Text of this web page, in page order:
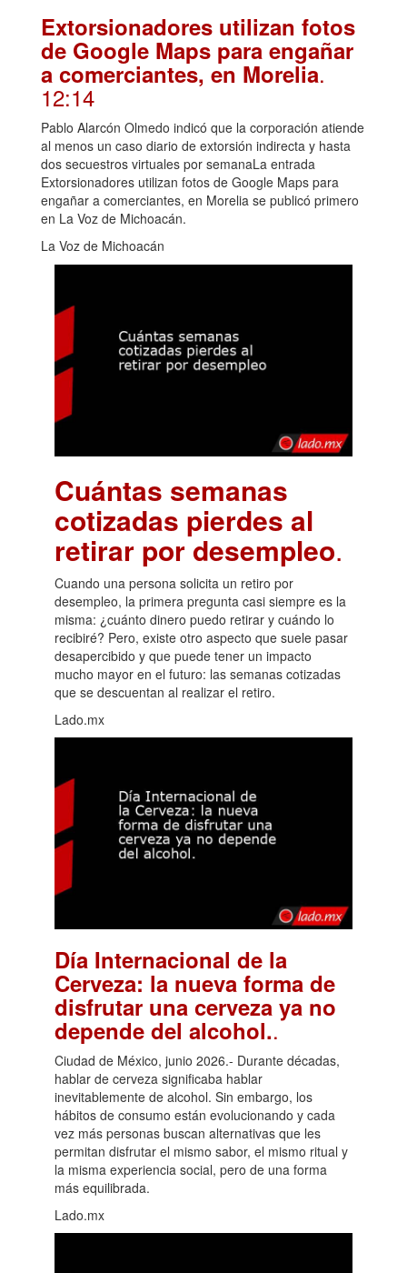
Extorsionadores utilizan fotos
de Google Maps para engañar
a comerciantes, en Morelia.
12:14
Pablo Alarcón Olmedo indicó que la corporación atiende
al menos un caso diario de extorsión indirecta y hasta
dos secuestros virtuales por semanaLa entrada
Extorsionadores utilizan fotos de Google Maps para
engañar a comerciantes, en Morelia se publicó primero
en La Voz de Michoacán.
La Voz de Michoacán
Cuántas semanas
cotizadas pierdes al
retirar por desempleo.
Cuando una persona solicita un retiro por
desempleo, la primera pregunta casi siempre es la
misma: ¿cuánto dinero puedo retirar y cuándo lo
recibiré? Pero, existe otro aspecto que suele pasar
desapercibido y que puede tener un impacto
mucho mayor en el futuro: las semanas cotizadas
que se descuentan al realizar el retiro.
Lado.mx
Día Internacional de la
Cerveza: la nueva forma de
disfrutar una cerveza ya no
depende del alcohol..
Ciudad de México, junio 2026.- Durante décadas,
hablar de cerveza significaba hablar
inevitablemente de alcohol. Sin embargo, los
hábitos de consumo están evolucionando y cada
vez más personas buscan alternativas que les
permitan disfrutar el mismo sabor, el mismo ritual y
la misma experiencia social, pero de una forma
más equilibrada.
Lado.mx